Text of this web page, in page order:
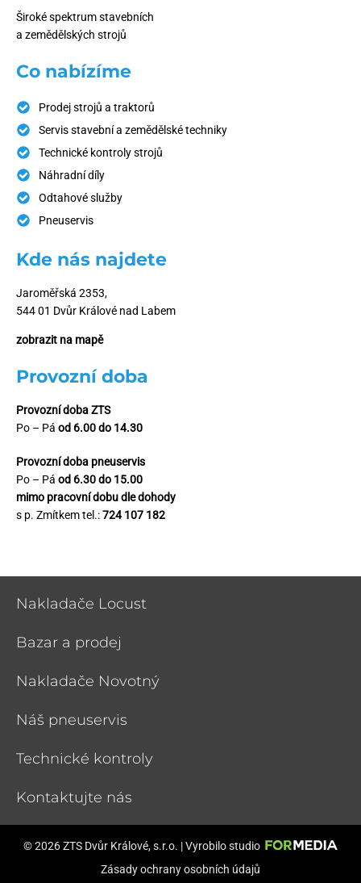
Široké spektrum stavebních
a zemědělských strojů
Co nabízíme
Prodej strojů a traktorů
Servis stavební a zemědělské techniky
Technické kontroly strojů
Náhradní díly
Odtahové služby
Pneuservis
Kde nás najdete
Jaroměřská 2353,
544 01 Dvůr Králové nad Labem
zobrazit na mapě
Provozní doba
Provozní doba ZTS
Po – Pá od 6.00 do 14.30
Provozní doba pneuservis
Po – Pá od 6.30 do 15.00
mimo pracovní dobu dle dohody
s p. Zmítkem tel.:724 107 182
Nakladače Locust
Bazar a prodej
Nakladače Novotný
Náš pneuservis
Technické kontroly
Kontaktujte nás
© 2026 ZTS Dvůr Králové, s.r.o. | Vyrobilo studio
Zásady ochrany osobních údajů